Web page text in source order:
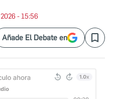
- 15:56
Añade El Debate en Save